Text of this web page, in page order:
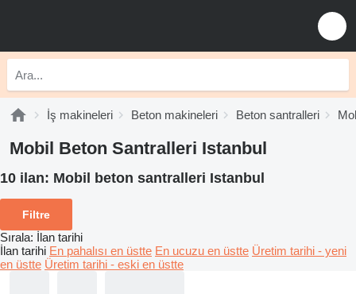
İş makineleri Beton makineleri Beton santralleri
Mobil Beton Santralleri Istanbul
10 ilan: Mobil beton santralleri Istanbul
Filtre
Sırala: İlan tarihi
İlan tarihi En pahalısı en üstte En ucuzu en üstte Üretim tarihi - yeni
en üstte Üretim tarihi - eski en üstte